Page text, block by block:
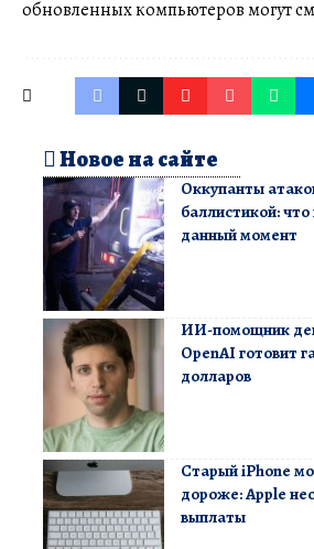
обновленных компьютеров могут
Новое на сайте
Оккупанты
баллистикой: что
данный момент
ИИ-помощник
OpenAI готовит
долларов
Старый iPhone
дороже: Apple
выплаты